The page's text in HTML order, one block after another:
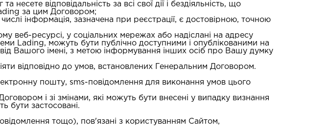
несете відповідальність за всі свої дії і бездіяльність, що
за цим Договором;
інформація, зазначена при реєстрації, є достовірною, точною
веб-ресурсі, у соціальних мережах або надіслані на адресу
Lading, можуть бути публічно доступними і опублікованими на
Вашого імені, з метою інформування інших осіб про Вашу думку
відповідно до умов, встановлених Генеральним Договором.
пошту, sms-повідомлення для виконання умов цього
і зі змінами, які можуть бути внесені у випадку визнання
бути застосовані.
тощо), пов'язані з користуванням Сайтом,